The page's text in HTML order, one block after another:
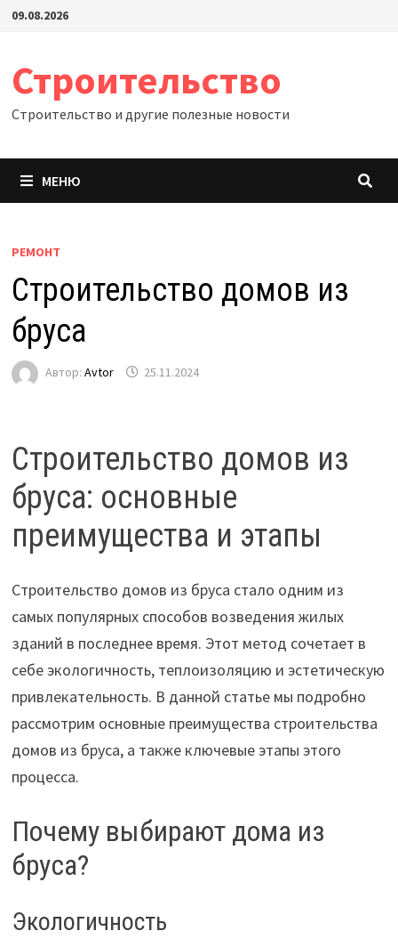
Перейти
09.08.2026
Строительство
Строительство и другие полезные новости
МЕНЮ
РЕМОНТ
Строительство домов из
бруса
Автор: Avtor 25.11.2024
Строительство домов из
бруса: основные
преимущества и этапы
Строительство домов из бруса стало одним из
самых популярных способов возведения жилых
зданий в последнее время. Этот метод сочетает в
себе экологичность, теплоизоляцию и эстетическую
привлекательность. В данной статье мы подробно
рассмотрим основные преимущества строительства
домов из бруса, а также ключевые этапы этого
процесса.
Почему выбирают дома из
бруса?
Экологичность